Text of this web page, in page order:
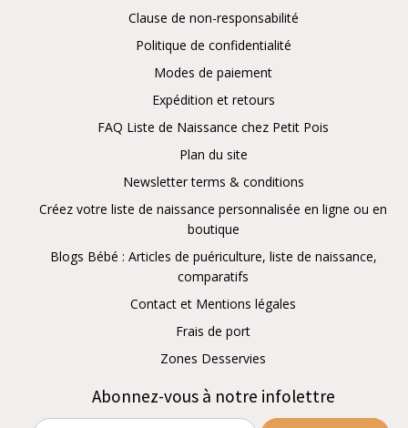
Clause de non-responsabilité
Politique de confidentialité
Modes de paiement
Expédition et retours
FAQ Liste de Naissance chez Petit Pois
Plan du site
Newsletter terms & conditions
Créez votre liste de naissance personnalisée en ligne ou en
boutique
Blogs Bébé : Articles de puériculture, liste de naissance,
comparatifs
Contact et Mentions légales
Frais de port
Zones Desservies
Abonnez-vous à notre infolettre